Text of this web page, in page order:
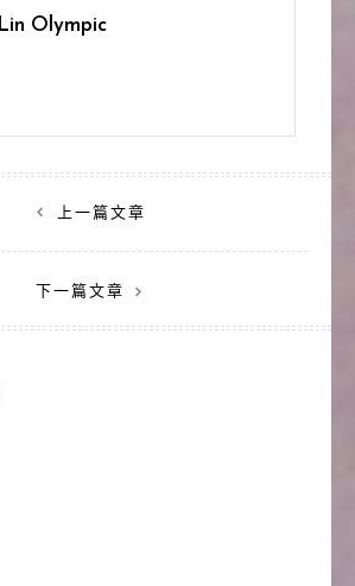
Lin Olympic
上一篇文章
下一篇文章